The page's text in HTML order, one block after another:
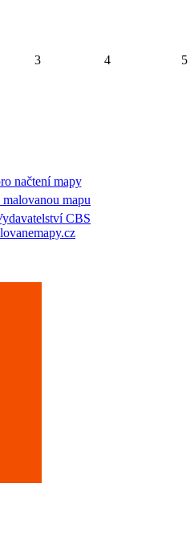
3 4 5
načtení mapy
CBS